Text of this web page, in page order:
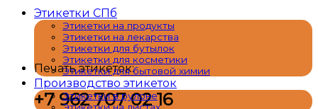
Печать этикеток:
+7 962 707 02 16
Этикетки СПб
Этикетки на продукты
Этикетки на лекарства
Этикетки для бутылок
Этикетки для косметики
Этикетки для бытовой химии
Производство этикеток
Этикетки в рулоне